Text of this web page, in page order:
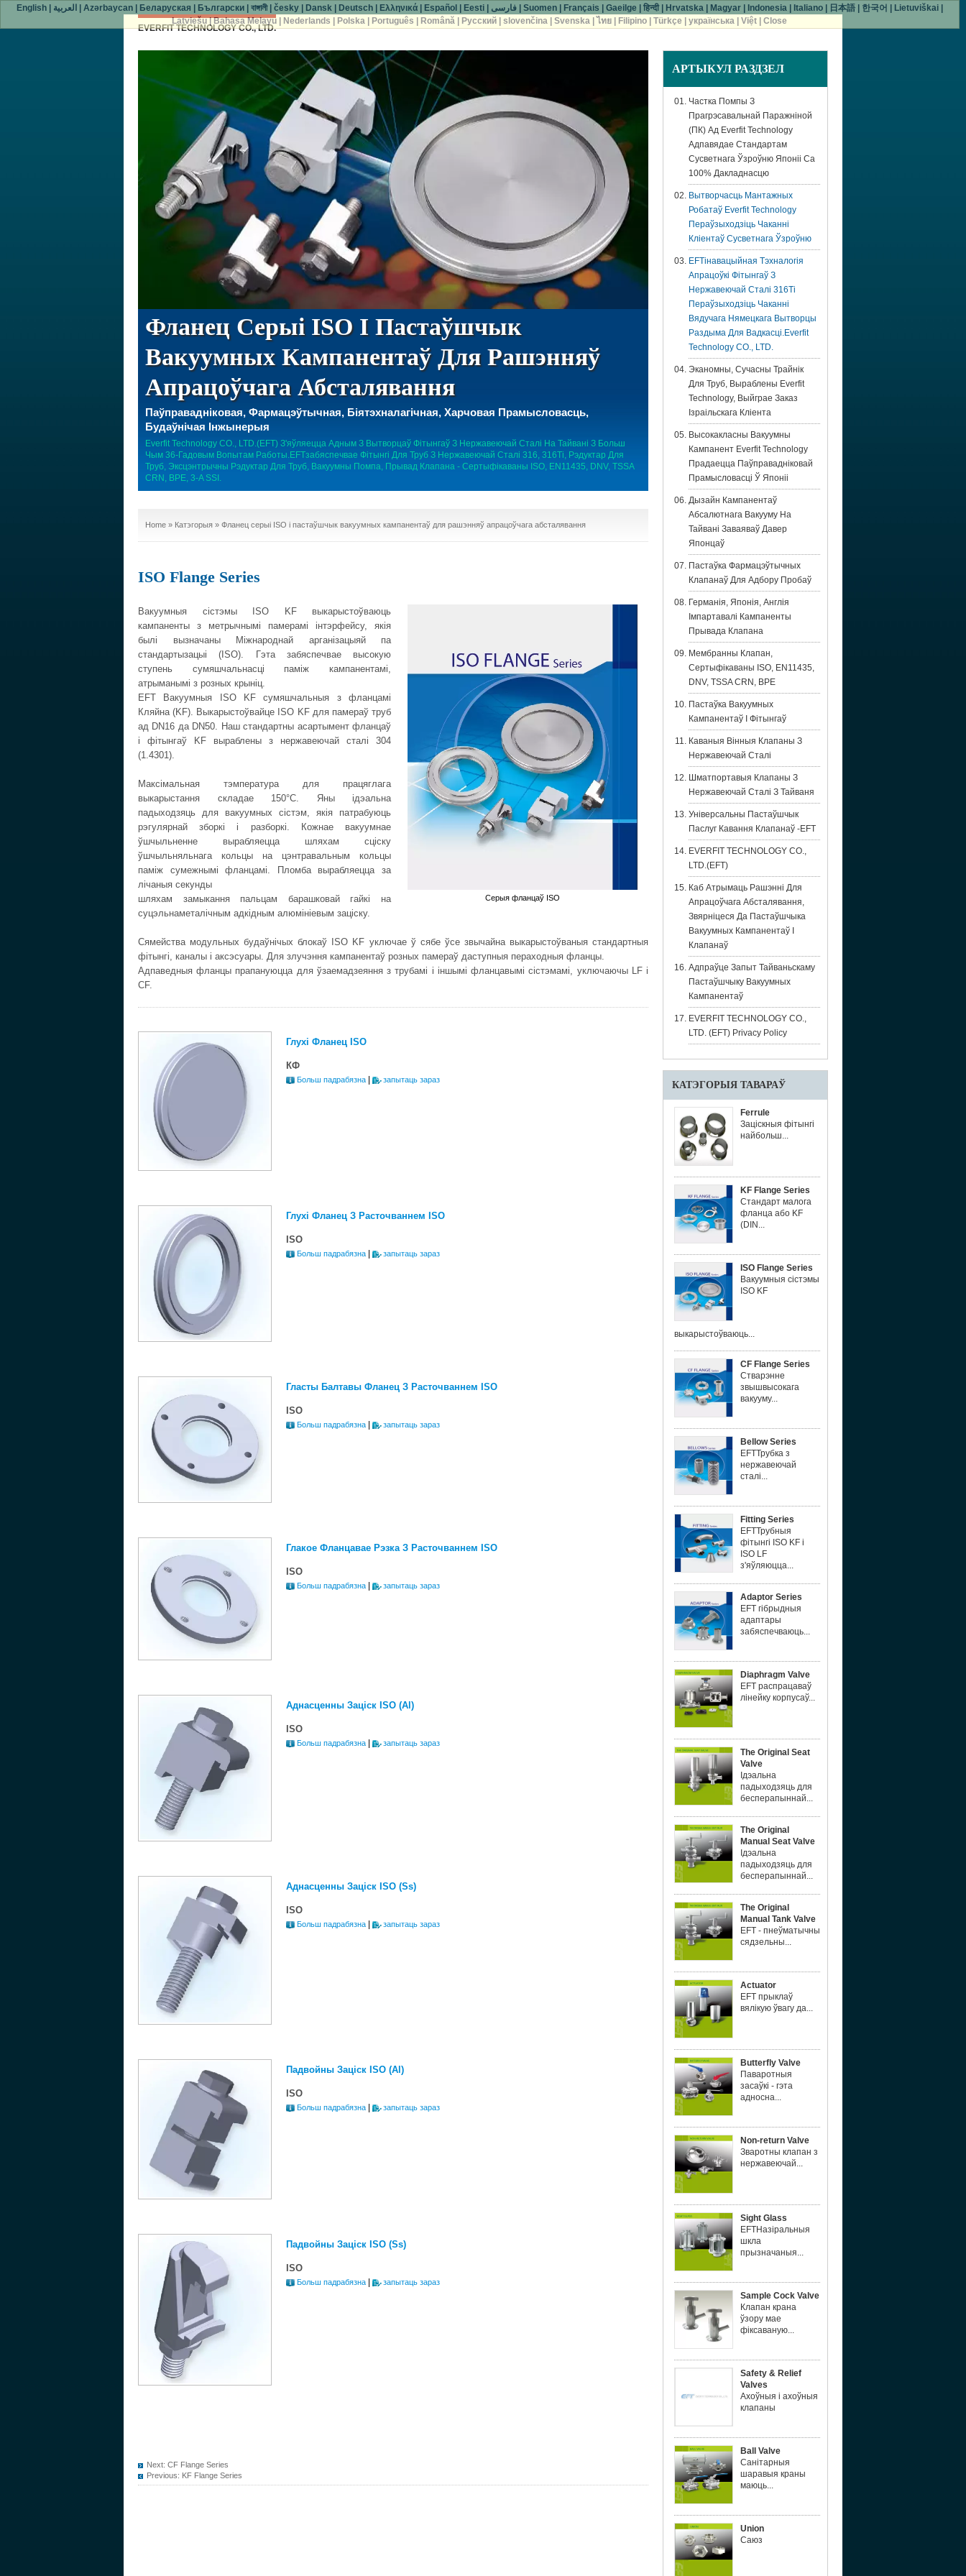
EVERFIT TECHNOLOGY CO., LTD.
Фланец Серыі ISO І Пастаўшчык
Вакуумных Кампанентаў Для Рашэнняў
Апрацоўчага Абсталявання
Паўправадніковая, Фармацэўтычная, Біятэхналагічная, Харчовая Прамысловасць,
Будаўнічая Інжынерыя
Everfit Technology CO., LTD.(EFT) З'яўляецца Адным З Вытворцаў Фітынгаў З Нержавеючай Сталі На Тайвані З Больш
Чым 36-Гадовым Вопытам Работы.EFTзабяспечвае Фітынгі Для Труб З Нержавеючай Сталі 316, 316Ti, Рэдуктар Для
Труб, Эксцэнтрычны Рэдуктар Для Труб, Вакуумны Помпа, Прывад Клапана - Сертыфікаваны ISO, EN11435, DNV, TSSA
CRN, BPE, 3-A SSI.
Home » Катэгорыя » Фланец серыі ISO і пастаўшчык вакуумных кампанентаў для рашэнняў апрацоўчага абсталявання
ISO Flange Series
Серыя фланцаў ISO
Вакуумныя сістэмы ISO KF выкарыстоўваюць
кампаненты з метрычнымі памерамі інтэрфейсу, якія
былі вызначаны Міжнароднай арганізацыяй па
стандартызацыі (ISO). Гэта забяспечвае высокую
ступень сумяшчальнасці паміж кампанентамі,
атрыманымі з розных крыніц.
EFT Вакуумныя ISO KF сумяшчальныя з фланцамі
Кляйна (KF). Выкарыстоўвайце ISO KF для памераў труб
ад DN16 да DN50. Наш стандартны асартымент фланцаў
і фітынгаў KF выраблены з нержавеючай сталі 304
(1.4301).
Максімальная тэмпература для працяглага
выкарыстання складае 150°C. Яны ідэальна
падыходзяць для вакуумных сістэм, якія патрабуюць
рэгулярнай зборкі і разборкі. Кожнае вакуумнае
ўшчыльненне вырабляецца шляхам сціску
ўшчыльняльнага кольцы на цэнтравальным кольцы
паміж сумежнымі фланцамі. Пломба вырабляецца за
лічаныя секунды
шляхам замыкання пальцам барашковай гайкі на
суцэльнаметалічным адкідным алюмініевым заціску.
Сямейства модульных будаўнічых блокаў ISO KF уключае ў сябе ўсе звычайна выкарыстоўваныя стандартныя
фітынгі, каналы і аксэсуары. Для злучэння кампанентаў розных памераў даступныя пераходныя фланцы.
Адпаведныя фланцы прапануюцца для ўзаемадзеяння з трубамі і іншымі фланцавымі сістэмамі, уключаючы LF і
CF.
Глухі Фланец ISO
КФ
Больш падрабязна запытаць зараз
Глухі Фланец З Расточваннем ISO
ISO
Больш падрабязна запытаць зараз
Гласты Балтавы Фланец З Расточваннем ISO
ISO
Больш падрабязна запытаць зараз
Глакое Фланцавае Рэзка З Расточваннем ISO
ISO
Больш падрабязна | запытаць зараз
Аднасценны Заціск ISO (Al)
ISO
Больш падрабязна | запытаць зараз
Аднасценны Заціск ISO (Ss)
ISO
Больш падрабязна | запытаць зараз
Падвойны Заціск ISO (Al)
ISO
Больш падрабязна | запытаць зараз
Падвойны Заціск ISO (Ss)
ISO
Больш падрабязна запытаць зараз
Next: CF Flange Series
Previous: KF Flange Series
АРТЫКУЛ РАЗДЗЕЛ
Частка Помпы З
Прагрэсавальнай Паражніной
(ПК) Ад Everfit Technology
Адпавядае Стандартам
Сусветнага Ўзроўню Японіі Са
100% Дакладнасцю
Вытворчасць Мантажных
Робатаў Everfit Technology
Пераўзыходзіць Чаканні
Кліентаў Сусветнага Ўзроўню
EFTінавацыйная Тэхналогія
Апрацоўкі Фітынгаў З
Нержавеючай Сталі 316Ti
Пераўзыходзіць Чаканні
Вядучага Нямецкага Вытворцы
Раздыма Для Вадкасці.Everfit
Technology CO., LTD.
Эканомны, Сучасны Трайнік
Для Труб, Выраблены Everfit
Technology, Выйграе Заказ
Ізраільскага Кліента
Высокакласны Вакуумны
Кампанент Everfit Technology
Прадаецца Паўправадніковай
Прамысловасці Ў Японіі
Дызайн Кампанентаў
Абсалютнага Вакууму На
Тайвані Заваяваў Давер
Японцаў
Пастаўка Фармацэўтычных
Клапанаў Для Адбору Пробаў
Германія, Японія, Англія
Імпартавалі Кампаненты
Прывада Клапана
Мембранны Клапан,
Сертыфікаваны ISO, EN11435,
DNV, TSSA CRN, BPE
Пастаўка Вакуумных
Кампанентаў І Фітынгаў
Каваныя Вінныя Клапаны З
Нержавеючай Сталі
Шматпортавыя Клапаны З
Нержавеючай Сталі З Тайваня
Універсальны Пастаўшчык
Паслуг Кавання Клапанаў -EFT
EVERFIT TECHNOLOGY CO.,
LTD.(EFT)
Каб Атрымаць Рашэнні Для
Апрацоўчага Абсталявання,
Звярніцеся Да Пастаўшчыка
Вакуумных Кампанентаў І
Клапанаў
Адпраўце Запыт Тайваньскаму
Пастаўшчыку Вакуумных
Кампанентаў
EVERFIT TECHNOLOGY CO.,
LTD. (EFT) Privacy Policy
КАТЭГОРЫЯ ТАВАРАЎ
Ferrule
Заціскныя фітынгі
найбольш...
KF Flange Series
Стандарт малога
фланца або KF
(DIN...
ISO Flange Series
Вакуумныя сістэмы
ISO KF
выкарыстоўваюць...
CF Flange Series
Стварэнне
звышвысокага
вакууму...
Bellow Series
EFTТрубка з
нержавеючай
сталі...
Fitting Series
EFTТрубныя
фітынгі ISO KF і
ISO LF
з'яўляюцца...
Adaptor Series
EFT гібрыдныя
адаптары
забяспечваюць...
Diaphragm Valve
EFT распрацаваў
лінейку корпусаў...
The Original Seat
Valve
Ідэальна
падыходзяць для
бесперапыннай...
The Original
Manual Seat Valve
Ідэальна
падыходзяць для
бесперапыннай...
The Original
Manual Tank Valve
EFT - пнеўматычны
сядзельны...
Actuator
EFT прыклаў
вялікую ўвагу да...
Butterfly Valve
Паваротныя
засаўкі - гэта
адносна...
Non-return Valve
Зваротны клапан з
нержавеючай...
Sight Glass
EFTНазіральныя
шкла
прызначаныя...
Sample Cock Valve
Клапан крана
ўзору мае
фіксаваную...
Safety & Relief
Valves
Ахоўныя і ахоўныя
клапаны
Ball Valve
Санітарныя
шаравыя краны
маюць...
Union
Саюз
English| العربية Azərbaycan| Беларуская Български| বাঙ্গালী| česky| Dansk| Deutsch| Ελληνικά| Español Eesti| فارسی| Suomen| Français Gaeilge हिन्दी| Hrvatska| Magyar| Indonesia| Italiano| 日本語| 한국어 Lietuviškai|
Latviešu|Bahasa Melayu Nederlands Polska Português Română Русский |slovenčina |Svenska |ไทย Filipino |Türkçe |українська |Việt |Close